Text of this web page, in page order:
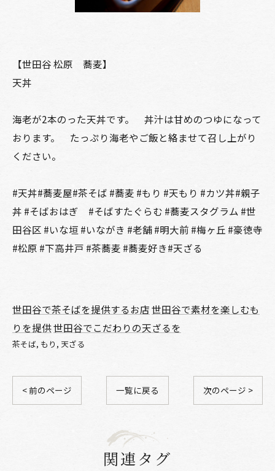
【世田谷 松原 蕎麦】
天丼
海老が2本のった天丼です。 丼汁は甘めのつゆになって
おります。 たっぷり海老やご飯と絡ませて召し上がり
ください。
#天丼#蕎麦屋#茶そば #蕎麦 #もり #天もり #カツ丼#親子
丼 #そばおはぎ #そばすたぐらむ #蕎麦スタグラム #世
田谷区 #いな垣 #いながき #老舗 #明大前 #梅ヶ丘 #豪徳寺
#松原 #下高井戸 #茶蕎麦 #蕎麦好き#天ざる
世田谷で茶そばを提供するお店世田谷で素材を楽しむも
りを提供世田谷でこだわりの天ざるを
茶そば もり 天ざる
< 前のページ 一覧に戻る 次のページ >
関連タグ